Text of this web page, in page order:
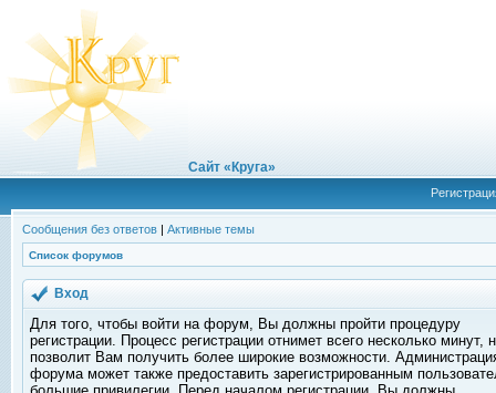
Сайт «Круга»
Сообщения без ответов | Активные темы
Список форумов
Вход
Для того, чтобы войти на форум, Вы должны пройти процедуру
регистрации. Процесс регистрации отнимет всего несколько минут,
позволит Вам получить более широкие возможности.
форума может также предоставить зарегистрированным